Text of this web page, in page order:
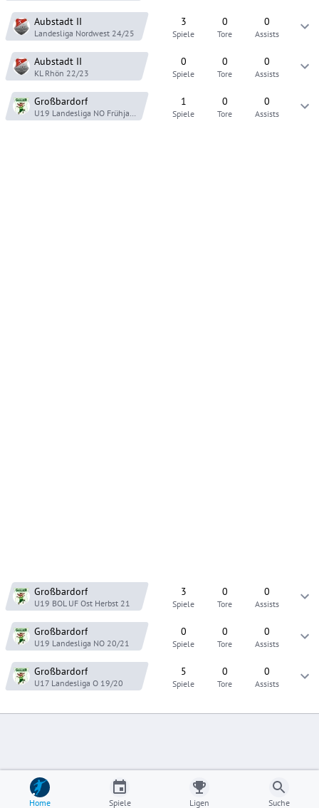
Aubstadt II
Landesliga Nordwest 24/25
3
Spiele
0
Tore
0
Assists
Aubstadt II
KL Rhön 22/23
0
Spiele
0
Tore
0
Assists
Großbardorf
U19 Landesliga NO Frühjahr 22
1
Spiele
0
Tore
0
Assists
Großbardorf
U19 BOL UF Ost Herbst 21
3
Spiele
0
Tore
0
Assists
Großbardorf
U19 Landesliga NO 20/21
0
Spiele
0
Tore
0
Assists
Großbardorf
U17 Landesliga O 19/20
5
Spiele
0
Tore
0
Assists
Home Spiele Ligen Suche